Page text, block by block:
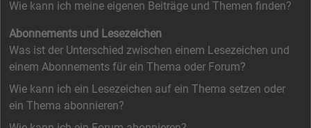
Wie kann ich meine eigenen Beiträge und Themen finden?
Abonnements und Lesezeichen
Was ist der Unterschied zwischen einem Lesezeichen und
einem Abonnements für ein Thema oder Forum?
Wie kann ich ein Lesezeichen auf ein Thema setzen oder
ein Thema abonnieren?